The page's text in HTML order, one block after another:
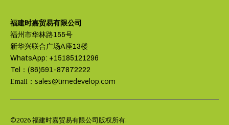
福建时嘉贸易有限公司
福州市华林路155号
新华兴联合广场A座13楼
WhatsApp: +15185121296
Tel：(86)591-87872222
Email： sales@timedevelop.com
©2026福建时嘉贸易有限公司版权所有.